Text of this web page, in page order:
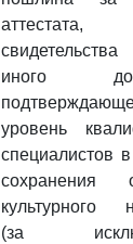
аттестата,
иного
уровень
специалистов
сохранения
культурного
(за